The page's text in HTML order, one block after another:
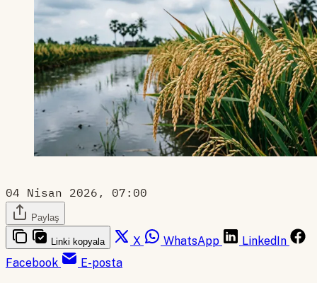
04 Nisan 2026, 07:00
Paylaş
Linki kopyala X WhatsApp
LinkedIn
Facebook
E-posta